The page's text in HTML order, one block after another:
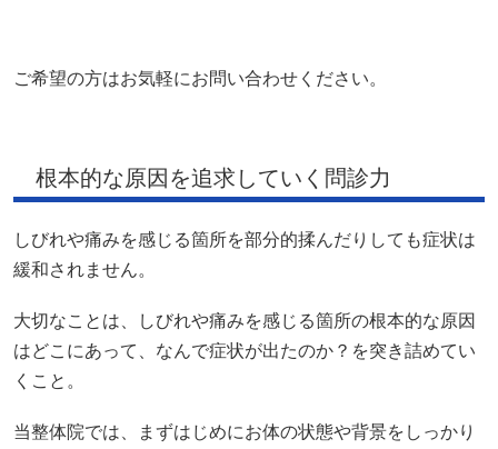
しびれや痛みを感じる箇所を部分的揉んだりしても症状は
大切なことは、しびれや痛みを感じる箇所の根本的な原因
はどこにあって、なんで症状が出たのか？を突き詰めてい
当整体院では、まずはじめにお体の状態や背景をしっかり
していきます。
そうすることで、症状の根本的な原因は何かをしっかり追